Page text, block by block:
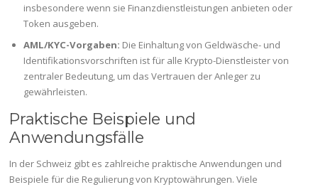
insbesondere wenn sie Finanzdienstleistungen anbieten oder
Token ausgeben.
AML/KYC-Vorgaben: Die Einhaltung von Geldwäsche- und
Identifikationsvorschriften ist für alle Krypto-Dienstleister von
zentraler Bedeutung, um das Vertrauen der Anleger zu
gewährleisten.
Praktische Beispiele und
Anwendungsfälle
In der Schweiz gibt es zahlreiche praktische Anwendungen und
Beispiele für die Regulierung von Kryptowährungen. Viele